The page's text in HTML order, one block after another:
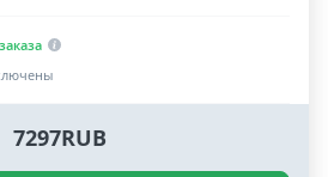
7297RUB